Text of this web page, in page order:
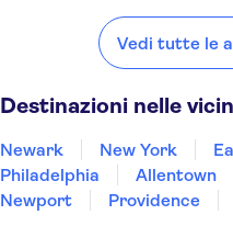
New York East
Vedi tutte le
Destinazioni nelle
Newark New York
Philadelphia
Allentown
Newport
Providence